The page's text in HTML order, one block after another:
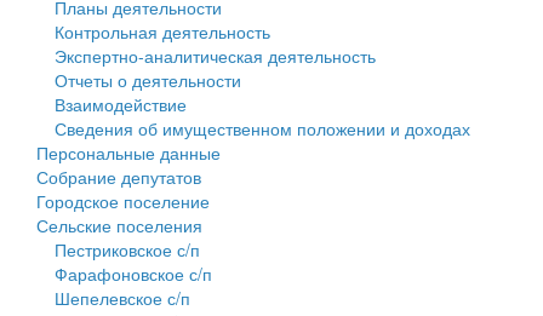
Городское поселение
Сельские поселения
Планы деятельности
Контрольная деятельность
Экспертно-аналитическая деятельность
Отчеты о деятельности
Взаимодействие
Сведения об имущественном положении и доходах
Персональные данные
Собрание депутатов
Городское поселение
Сельские поселения
Пестриковское с/п
Фарафоновское с/п
Шепелевское с/п